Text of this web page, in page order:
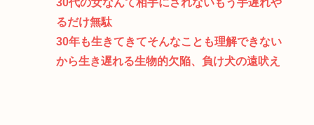
るだけ無駄
30年も生きてきてそんなことも理解できない
から生き遅れる生物的欠陥、負け犬の遠吠え